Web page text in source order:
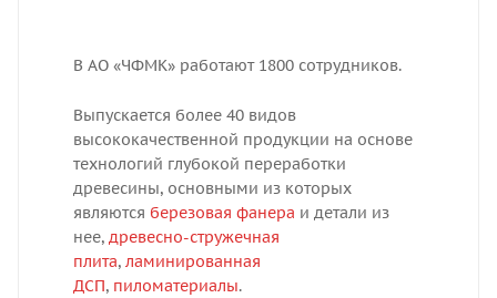
В АО «ЧФМК» работают 1800 сотрудников.
Выпускается более 40 видов
высококачественной продукции на основе
технологий глубокой переработки
древесины, основными из которых
являются березовая фанера и детали из
нее, древесно-стружечная
плита, ламинированная
ДСП, пиломатериалы.